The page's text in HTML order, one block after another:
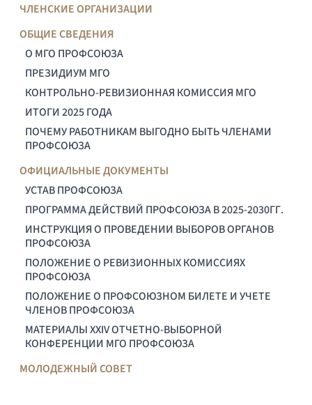
ЧЛЕНСКИЕ ОРГАНИЗАЦИИ
ОБЩИЕ СВЕДЕНИЯ
О МГО ПРОФСОЮЗА
ПРЕЗИДИУМ МГО
КОНТРОЛЬНО-РЕВИЗИОННАЯ КОМИССИЯ МГО
ИТОГИ 2025 ГОДА
ПОЧЕМУ РАБОТНИКАМ ВЫГОДНО БЫТЬ ЧЛЕНАМИ
ПРОФСОЮЗА
ОФИЦИАЛЬНЫЕ ДОКУМЕНТЫ
УСТАВ ПРОФСОЮЗА
ПРОГРАММА ДЕЙСТВИЙ ПРОФСОЮЗА В 2025-2030ГГ.
ИНСТРУКЦИЯ О ПРОВЕДЕНИИ ВЫБОРОВ ОРГАНОВ
ПРОФСОЮЗА
ПОЛОЖЕНИЕ О РЕВИЗИОННЫХ КОМИССИЯХ
ПРОФСОЮЗА
ПОЛОЖЕНИЕ О ПРОФСОЮЗНОМ БИЛЕТЕ И УЧЕТЕ
ЧЛЕНОВ ПРОФСОЮЗА
МАТЕРИАЛЫ XXIV ОТЧЕТНО-ВЫБОРНОЙ
КОНФЕРЕНЦИИ МГО ПРОФСОЮЗА
МОЛОДЕЖНЫЙ СОВЕТ